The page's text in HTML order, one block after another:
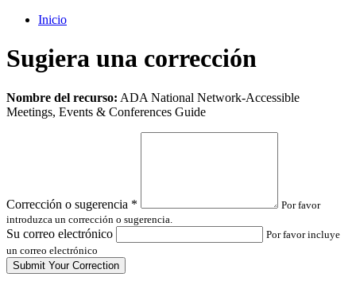
Inicio
Sugiera una corrección
Leave
this
Nombre del recurso: ADA National Network-Accessible
Meetings, Events & Conferences Guide
Corrección o sugerencia *
Por favor
introduzca un corrección o sugerencia.
Su correo electrónico
Por favor incluye
un correo electrónico